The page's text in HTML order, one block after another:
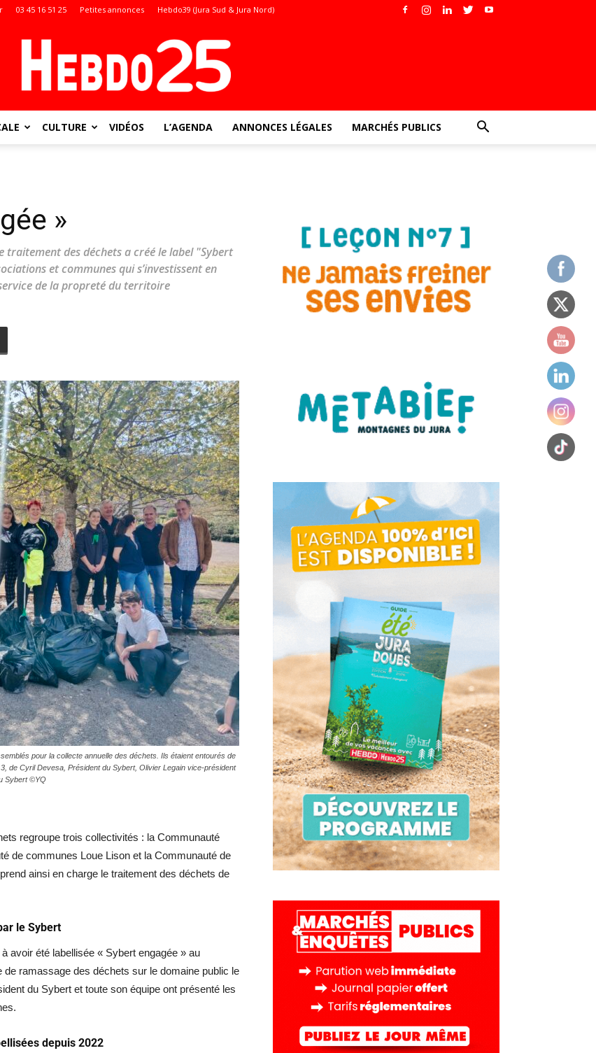
03 45 16 51 25 Petites annonces Hebdo39 (Jura Sud & Jura Nord)
l'info
locale
–
Hebdo25
CULTURE VIDÉOS L’AGENDA ANNONCES LÉGALES MARCHÉS PUBLICS
»
traitement des déchets a créé le label "Sybert
et communes qui s’investissent en
de la propreté du territoire
pour la collecte annuelle des déchets. Ils étaient entourés de
de Cyril Devesa, Président du Sybert, Olivier Legain vice-président
Sybert ©YQ
regroupe trois collectivités : la Communauté
de communes Loue Lison et la Communauté de
ainsi en charge le traitement des déchets de
le Sybert
avoir été labellisée « Sybert engagée » au
de ramassage des déchets sur le domaine public le
du Sybert et toute son équipe ont présenté les
depuis 2022